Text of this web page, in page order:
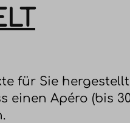
für Sie
einen Apéro (bis